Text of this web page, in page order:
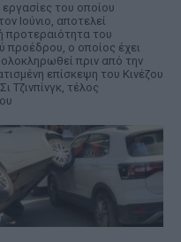
εργασίες του οποίου
Ιούνιο, αποτελεί
προτεραιότητα του
προέδρου, ο οποίος έχει
ολοκληρωθεί πριν από την
επίσκεψη του Κινέζου
Τζινπίνγκ, τέλος